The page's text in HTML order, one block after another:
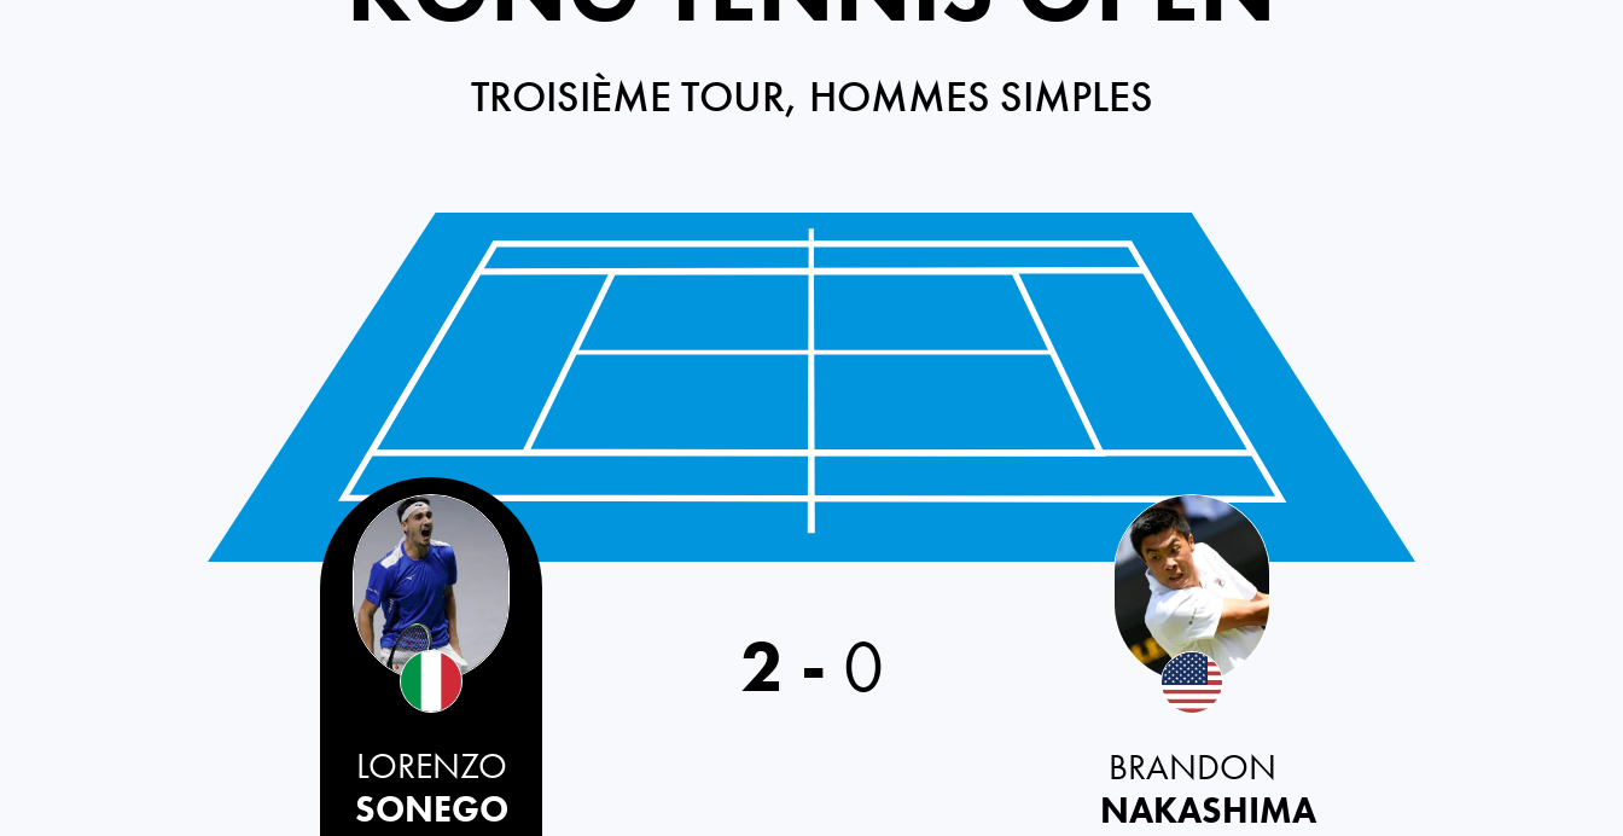
TROISIÈME TOUR, HOMMES SIMPLES
Italy
LORENZO
SONEGO
2 - 0
BRANDON
NAKASHIMA